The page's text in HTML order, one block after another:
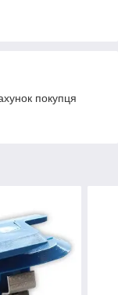
покупця